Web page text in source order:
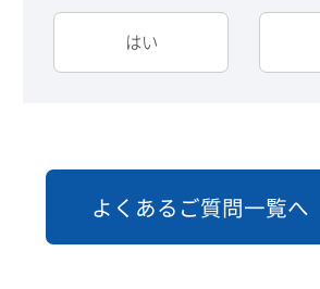
はい
よくあるご質問一覧へ